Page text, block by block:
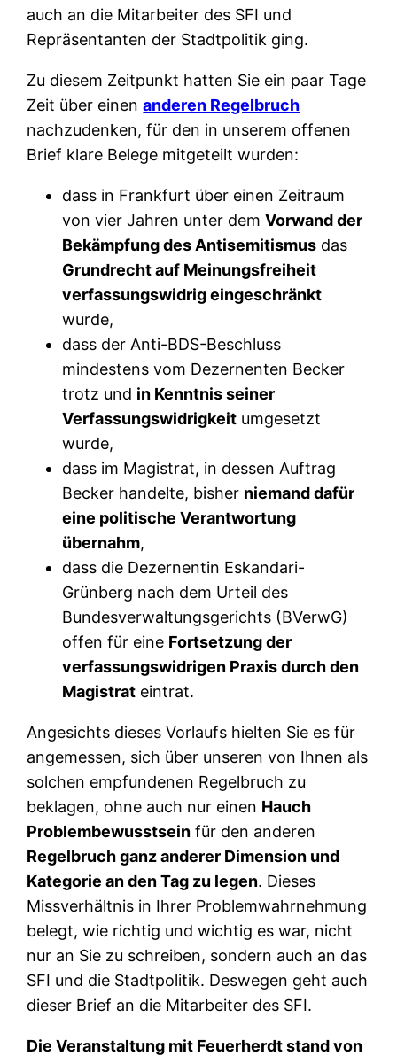
auch an die Mitarbeiter des SFI und
Repräsentanten der Stadtpolitik ging.
Zu diesem Zeitpunkt hatten Sie ein paar Tage
Zeit über einenanderen Regelbruch
nachzudenken, für den in unserem offenen
Brief klare Belege mitgeteilt wurden:
dass in Frankfurt über einen Zeitraum
von vier Jahren unter demVorwand der
Bekämpfung des Antisemitismus das
Grundrecht auf Meinungsfreiheit
verfassungswidrig eingeschränkt
wurde,
dass der Anti-BDS-Beschluss
mindestens vom Dezernenten Becker
trotz und in Kenntnis seiner
Verfassungswidrigkeit umgesetzt
wurde,
dass im Magistrat, in dessen Auftrag
Becker handelte, bisher niemand dafür
eine politische Verantwortung
übernahm,
dass die Dezernentin Eskandari-
Grünberg nach dem Urteil des
Bundesverwaltungsgerichts (BVerwG)
offen für eine Fortsetzung der
verfassungswidrigen Praxis durch den
Magistrat eintrat.
Angesichts dieses Vorlaufs hielten Sie es für
angemessen, sich über unseren von Ihnen als
solchen empfundenen Regelbruch zu
beklagen, ohne auch nur einen Hauch
Problembewusstsein für den anderen
Regelbruch ganz anderer Dimension und
Kategorie an den Tag zu legen. Dieses
Missverhältnis in Ihrer Problemwahrnehmung
belegt, wie richtig und wichtig es war, nicht
nur an Sie zu schreiben, sondern auch an das
SFI und die Stadtpolitik. Deswegen geht auch
dieser Brief an die Mitarbeiter des SFI.
Die Veranstaltung mit Feuerherdt stand von